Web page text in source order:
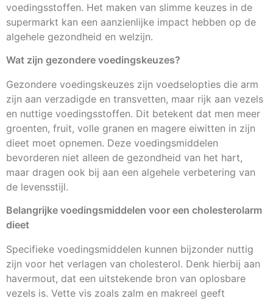
voedingsstoffen. Het maken van slimme keuzes in de
supermarkt kan een aanzienlijke impact hebben op de
algehele gezondheid en welzijn.
Wat zijn gezondere voedingskeuzes?
Gezondere voedingskeuzes zijn voedselopties die arm
zijn aan verzadigde en transvetten, maar rijk aan vezels
en nuttige voedingsstoffen. Dit betekent dat men meer
groenten, fruit, volle granen en magere eiwitten in zijn
dieet moet opnemen. Deze voedingsmiddelen
bevorderen niet alleen de gezondheid van het hart,
maar dragen ook bij aan een algehele verbetering van
de levensstijl.
Belangrijke voedingsmiddelen voor een cholesterolarm
dieet
Specifieke voedingsmiddelen kunnen bijzonder nuttig
zijn voor het verlagen van cholesterol. Denk hierbij aan
havermout, dat een uitstekende bron van oplosbare
vezels is. Vette vis zoals zalm en makreel geeft